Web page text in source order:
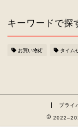
キーワードで探
お買い物術 タイム
プライ